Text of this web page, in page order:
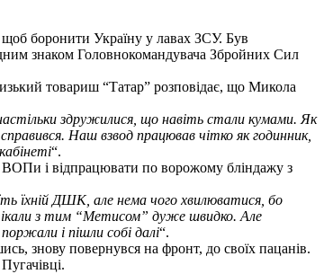
боронити Україну у лавах ЗСУ. Був
знаком Головнокомандувача Збройних Сил
товариш “Татар” розповідає, що Микола
здружилися, що навіть стали кумами. Як
Наш взвод працював чітко як годинник,
“.
ВОПи і відпрацювати по ворожому бліндажу з
їхній ДШК, але нема чого хвилюватися, бо
з тим “Метисом” дуже швидко. Але
і пішли собі далі“.
знову повернувся на фронт, до своїх пацанів.